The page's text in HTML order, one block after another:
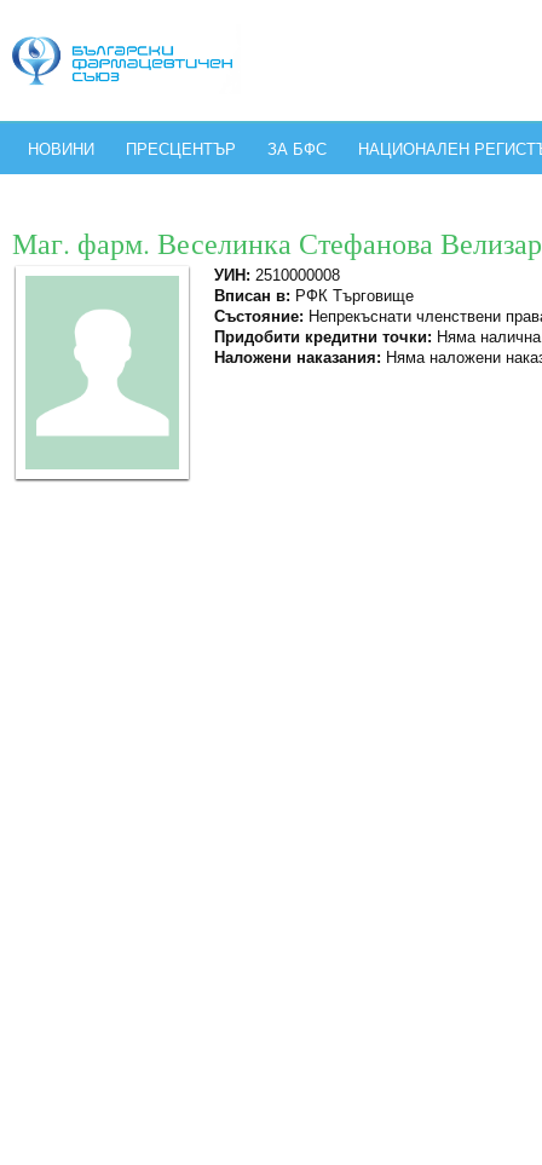
НОВИНИ ПРЕСЦЕНТЪР ЗА БФС НАЦИОНАЛЕН
Маг. фарм. Веселинка Стефанова
УИН: 2510000008
Вписан в: РФК Търговище
Състояние: Непрекъснати членствени
Придобити кредитни точки: Няма
Наложени наказания: Няма наложени